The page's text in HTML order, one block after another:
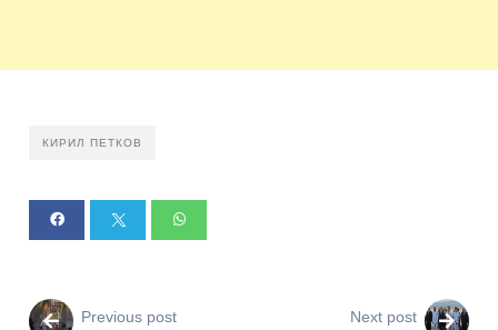
КИРИЛ ПЕТКОВ
Previous post Next post